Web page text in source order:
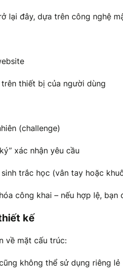
lại đây, dựa trên công nghệ
thiết bị của người dùng
(challenge)
xác nhận yêu cầu
trắc học (vân tay hoặc
công khai – nếu hợp lệ, bạn
kế
về mặt cấu trúc:
không thể sử dụng riêng lẻ